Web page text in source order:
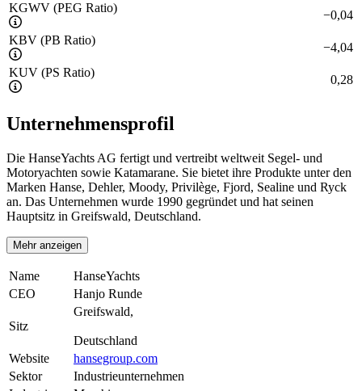
KGWV (PEG Ratio)
−0,04
KBV (PB Ratio)
−4,04
KUV (PS Ratio)
0,28
Unternehmensprofil
Die HanseYachts AG fertigt und vertreibt weltweit Segel- und
Motoryachten sowie Katamarane. Sie bietet ihre Produkte unter den
Marken Hanse, Dehler, Moody, Privilège, Fjord, Sealine und Ryck
an. Das Unternehmen wurde 1990 gegründet und hat seinen
Hauptsitz in Greifswald, Deutschland.
Mehr anzeigen
Name
HanseYachts
CEO
Hanjo Runde
Sitz
Greifswald,
Deutschland
Website
hansegroup.com
Sektor
Industrieunternehmen